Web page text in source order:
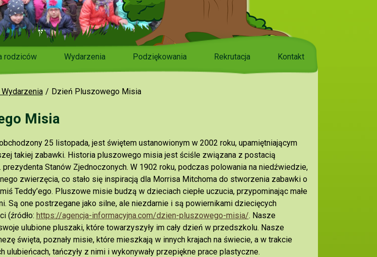
rodziców Wydarzenia Podziękowania Rekrutacja Kontakt
Dzień Pluszowego Misia
Misia
25 listopada, jest świętem ustanowionym w 2002 roku, upamiętniającym
takiej zabawki. Historia pluszowego misia jest ściśle związana z postacią
prezydenta Stanów Zjednoczonych. W 1902 roku, podczas polowania na niedźwiedzie,
zwierzęcia, co stało się inspiracją dla Morrisa Mitchoma do stworzenia zabawki o
Teddy’ego. Pluszowe misie budzą w dzieciach ciepłe uczucia, przypominając małe
Są one postrzegane jako silne, ale niezdarnie i są powiernikami dziecięcych
(źródło: https://agencja-informacyjna.com/dzien-pluszowego-misia/. Nasze
ulubione pluszaki, które towarzyszyły im cały dzień w przedszkolu. Nasze
święta, poznały misie, które mieszkają w innych krajach na świecie, a w trakcie
ulubieńcach, tańczyły z nimi i wykonywały przepiękne prace plastyczne.